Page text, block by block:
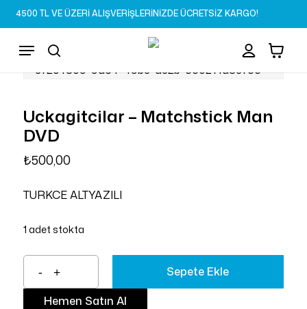
Skip
to
content
4500 TL VE ÜZERİ ALIŞVERİŞLERİNİZDE ÜCRETSİZ KARGO!
search
Menu Sepet Close
Cart
Uckagitcilar – Matchstick Man
DVD
₺500,00
TURKCE ALTYAZILI
1 adet stokta
Sepete Ekle
Hemen Satın Al